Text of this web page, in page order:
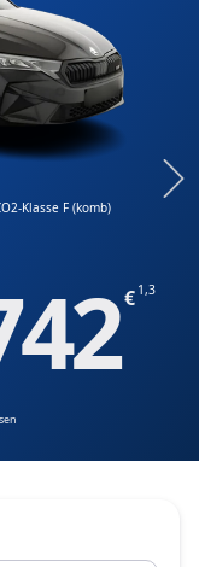
Klasse F (komb)
1,3